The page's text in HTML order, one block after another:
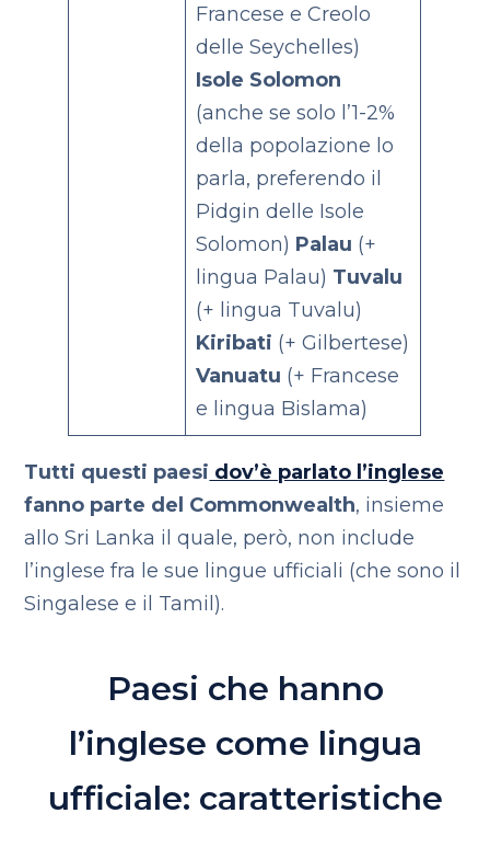
Francese e Creolo
delle Seychelles)
Isole Solomon
(anche se solo l’1-2%
della popolazione lo
parla, preferendo il
Pidgin delle Isole
Solomon) Palau (+
lingua Palau) Tuvalu
(+ lingua Tuvalu)
Kiribati (+ Gilbertese)
Vanuatu (+ Francese
e lingua Bislama)
Tutti questi paesi dov’è parlato l’inglese
fanno parte del Commonwealth, insieme
allo Sri Lanka il quale, però, non include
l’inglese fra le sue lingue ufficiali (che sono il
Singalese e il Tamil).
Paesi che hanno
l’inglese come lingua
ufficiale: caratteristiche